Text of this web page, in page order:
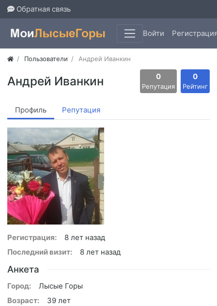
Обратная связь
Войти
Пользователи Андрей Иванкин
Андрей Иванкин 0
Репутация
0
Рейтинг
Профиль Репутация
Регистрация:
8 лет назад
Последний визит:
8 лет назад
Анкета
Город:
Лысые Горы
Возраст:
39 лет